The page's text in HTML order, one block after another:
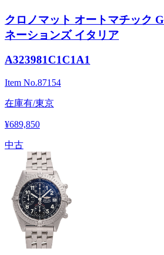
クロノマット オートマチック
ネーションズ イタリア
A323981C1C1A1
Item No.87154
在庫有/東京
¥689,850
中古